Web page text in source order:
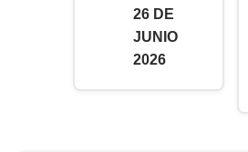
26 DE
JUNIO
2026